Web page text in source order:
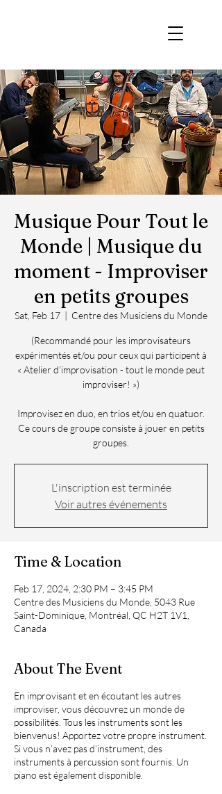
Musique Pour Tout le
Monde | Musique du
moment - Improviser
en petits groupes
Sat, Feb 17
  |
Centre des Musiciens du Monde
(Recommandé pour les improvisateurs
expérimentés et/ou pour ceux qui participent à
« Atelier d’improvisation - tout le monde peut
improviser! »)
Improvisez en duo, en trios et/ou en quatuor.
Ce cours de groupe consiste à jouer en petits
groupes.
L'inscription est terminée
Voir autres événements
Time & Location
Feb 17, 2024, 2:30 PM – 3:45 PM
Centre des Musiciens du Monde, 5043 Rue
Saint-Dominique, Montréal, QC H2T 1V1,
Canada
About The Event
En improvisant et en écoutant les autres
improviser, vous découvrez un monde de
possibilités. Tous les instruments sont les
bienvenus! Apportez votre propre instrument.
Si vous n’avez pas d’instrument, des
instruments à percussion sont fournis. Un
piano est également disponible.